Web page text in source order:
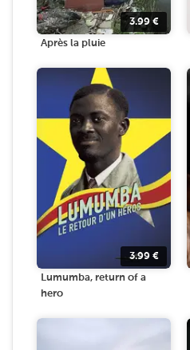
3.99 €
Après la pluie
3.99 €
Lumumba, return of a
hero